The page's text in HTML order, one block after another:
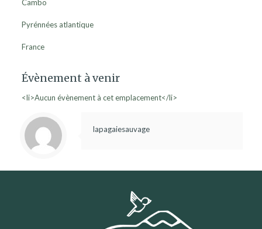
Cambo
Pyrénnées atlantique
France
Évènement à venir
<li>Aucun évènement à cet emplacement</li>
lapagaiesauvage